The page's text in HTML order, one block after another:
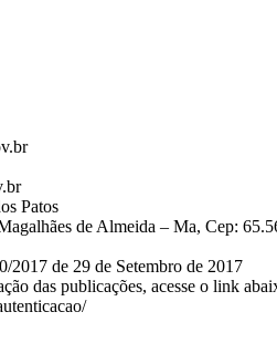
Patos
de Almeida – Ma, Cep:
de 29 de Setembro de 2017
das publicações, acesse o link